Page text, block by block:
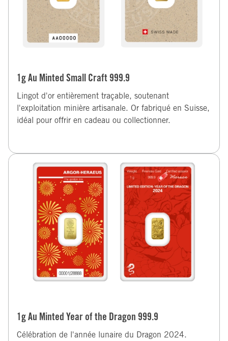
1g Au Minted Small Craft 999.9
Lingot d'or entièrement traçable, soutenant
l'exploitation minière artisanale. Or fabriqué en Suisse,
idéal pour offrir en cadeau ou collectionner.
1g Au Minted Year of the Dragon 999.9
Célébration de l'année lunaire du Dragon 2024.